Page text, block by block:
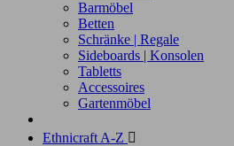
Barmöbel
Betten
Schränke | Regale
Sideboards | Konsolen
Tabletts
Accessoires
Gartenmöbel
Ethnicraft A-Z 